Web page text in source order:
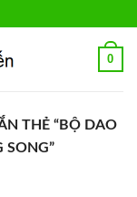
0
THẺ “BỘ DAO
SONG”